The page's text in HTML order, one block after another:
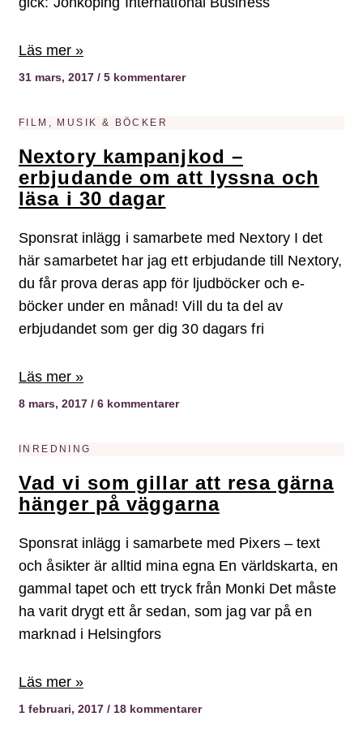
Läs mer »
31 mars, 2017 5 kommentarer
FILM, MUSIK & BÖCKER
Nextory kampanjkod –
erbjudande om att lyssna och
läsa i 30 dagar
Sponsrat inlägg i samarbete med Nextory I det
här samarbetet har jag ett erbjudande till Nextory,
du får prova deras app för ljudböcker och e-
böcker under en månad! Vill du ta del av
erbjudandet som ger dig 30 dagars fri
Läs mer »
8 mars, 2017 6 kommentarer
INREDNING
Vad vi som gillar att resa gärna
hänger på väggarna
Sponsrat inlägg i samarbete med Pixers – text
och åsikter är alltid mina egna En världskarta, en
gammal tapet och ett tryck från Monki Det måste
ha varit drygt ett år sedan, som jag var på en
marknad i Helsingfors
Läs mer »
1 februari, 2017 18 kommentarer